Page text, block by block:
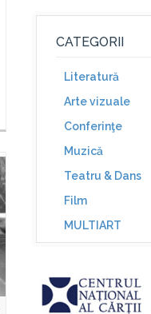
CATEGORII
Literatură
Arte vizuale
Conferinţe
Muzică
Teatru & Dans
Film
MULTIART